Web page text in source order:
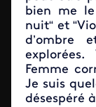
bien me
nuit“ et
d’ombre
Femme
Je suis
désespéré